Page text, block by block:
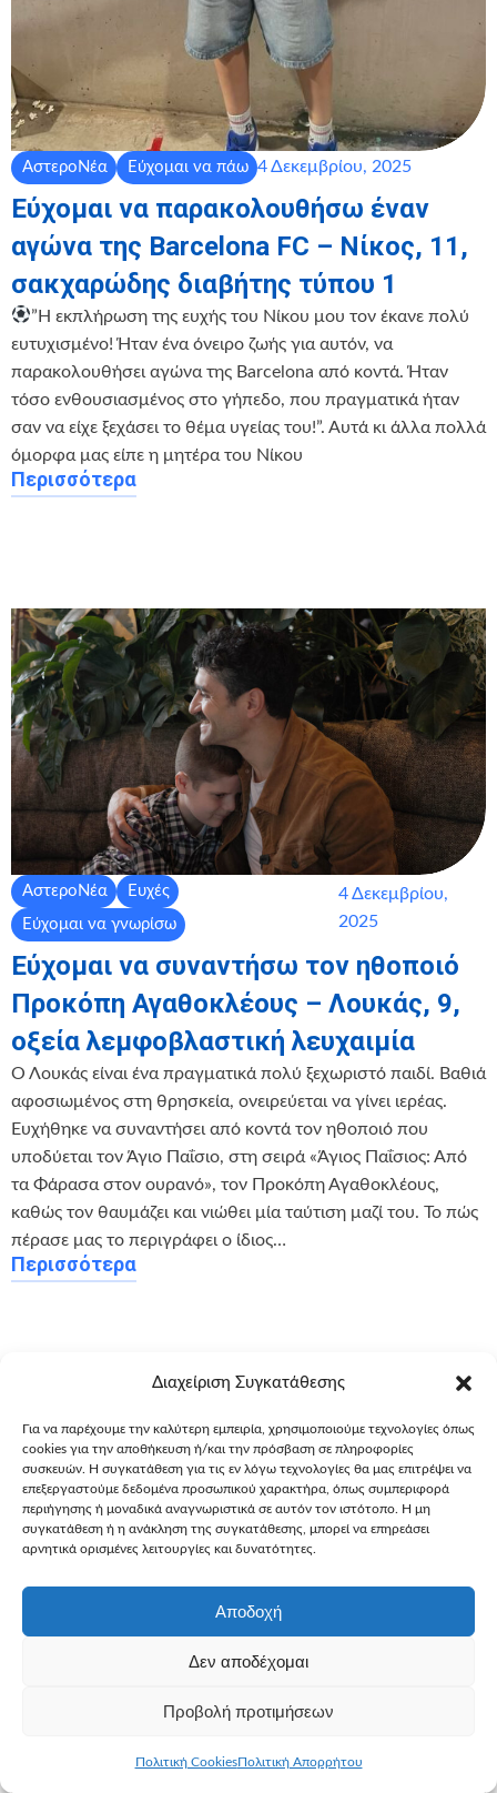
Διαχείριση Συγκατάθεσης
Για να παρέχουμε την καλύτερη εμπειρία, χρησιμοποιούμε τεχνολογίες όπως
cookies για την αποθήκευση ή/και την πρόσβαση σε πληροφορίες
συσκευών. Η συγκατάθεση για τις εν λόγω τεχνολογίες θα μας επιτρέψει να
επεξεργαστούμε δεδομένα προσωπικού χαρακτήρα, όπως συμπεριφορά
περιήγησης ή μοναδικά αναγνωριστικά σε αυτόν τον ιστότοπο. Η μη
συγκατάθεση ή η ανάκληση της συγκατάθεσης, μπορεί να επηρεάσει
αρνητικά ορισμένες λειτουργίες και δυνατότητες.
Αποδοχή
Δεν αποδέχομαι
Προβολή προτιμήσεων
Πολιτική CookiesΠολιτική Απορρήτου
ΑστεροΝέα Εύχομαι να πάω 4 Δεκεμβρίου, 2025
Εύχομαι να παρακολουθήσω έναν
αγώνα της Barcelona FC – Νίκος, 11,
σακχαρώδης διαβήτης τύπου 1
”H εκπλήρωση της ευχής του Νίκου μου τον έκανε πολύ
ευτυχισμένο! Ήταν ένα όνειρο ζωής για αυτόν, να
παρακολουθήσει αγώνα της Barcelona από κοντά. Ήταν
τόσο ενθουσιασμένος στο γήπεδο, που πραγματικά ήταν
σαν να είχε ξεχάσει το θέμα υγείας του!”. Αυτά κι άλλα πολλά
όμορφα μας είπε η μητέρα του Νίκου
Περισσότερα
ΑστεροΝέα
Ευχές
Εύχομαι να γνωρίσω
4 Δεκεμβρίου,
2025
Εύχομαι να συναντήσω τον ηθοποιό
Προκόπη Αγαθοκλέους – Λουκάς, 9,
οξεία λεμφοβλαστική λευχαιμία
Ο Λουκάς είναι ένα πραγματικά πολύ ξεχωριστό παιδί. Βαθιά
αφοσιωμένος στη θρησκεία, ονειρεύεται να γίνει ιερέας.
Ευχήθηκε να συναντήσει από κοντά τον ηθοποιό που
υποδύεται τον Άγιο Παΐσιο, στη σειρά «Άγιος Παΐσιος: Από
τα Φάρασα στον ουρανό», τον Προκόπη Αγαθοκλέους,
καθώς τον θαυμάζει και νιώθει μία ταύτιση μαζί του. Το πώς
πέρασε μας το περιγράφει ο ίδιος…
Περισσότερα